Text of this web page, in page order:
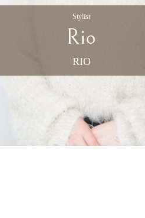
Stylist
Rio
RIO